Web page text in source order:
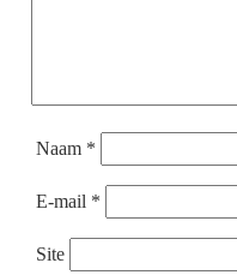
Naam *
E-mail *
Site